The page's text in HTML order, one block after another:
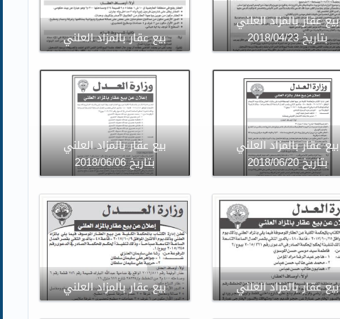
بيع عقار بالمزاد العلني
بيع عقار بالمزاد العلني
بتاريخ 2018/04/23
بيع عقار بالمزاد العلني
بتاريخ 2018/06/06
بيع عقار بالمزاد العلني
بتاريخ 2018/06/20
بيع عقار بالمزاد العلني بيع عقار بالمزاد العلني